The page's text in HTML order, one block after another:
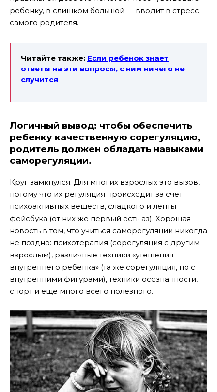
ребенку, в слишком большой — вводит в стресс
самого родителя.
Читайте также: Если ребенок знает
ответы на эти вопросы, с ним ничего не
случится
Логичный вывод: чтобы обеспечить
ребенку качественную сорегуляцию,
родитель должен обладать навыками
саморегуляции.
Круг замкнулся. Для многих взрослых это вызов,
потому что их регуляция происходит за счет
психоактивных веществ, сладкого и ленты
фейсбука (от них же первый есть аз). Хорошая
новость в том, что учиться саморегуляции никогда
не поздно: психотерапия (сорегуляция с другим
взрослым), различные техники «утешения
внутреннего ребенка» (та же сорегуляция, но с
внутренними фигурами), техники осознанности,
спорт и еще много всего полезного.